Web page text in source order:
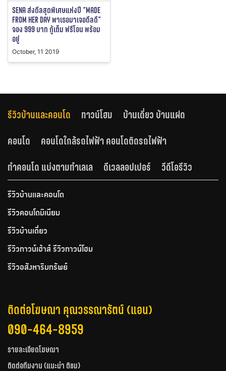
SENA ส่งดีลสุดพิเศษแห่งปี “MADE
FROM HER DAY พาเธอมาเจอดีลดี”
จอง 999 บาท กู้เต็ม ฟรีโอน พร้อม
อยู่
October, 11 2019
รีวิวบ้านและคอนโด ทาวน์โฮม
บ้านเดี่ยว บ้านแฝด
คอนโด
คอนโดใกล้รถไฟฟ้า คอนโดติดรถไฟฟ้า
ทำคอนโด แบ่งตามทำเลเล
ดีเวลลอปเปอร์ วีดีโอรีวิว
รีวิวบ้านและคอนโด
รีวิวคอนโดมิเนียม
รีวิวบ้านเดี่ยว
รีวิวทาวน์เฮ้าส์ รีวิวทาวน์โฮม
รีวิวอสังหาริมทรัพย์
ติดต่อโฆษณา คุณวรรณารัตน์ (แอน)
090-464-8959
รายละเอียดโฆษณา
ติดต่อทีมงาน (แนะนำ ติชม)